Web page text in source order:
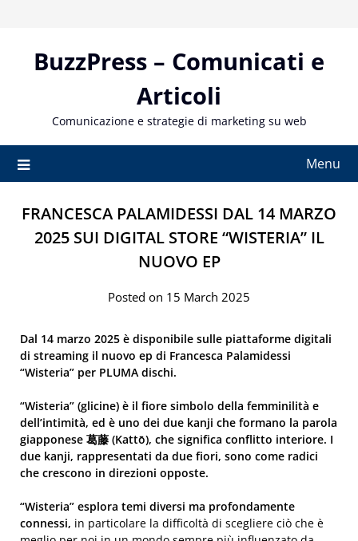
contentBuzzPress – Comunicati e
Articoli
Comunicazione e strategie di marketing su web
Menu
FRANCESCA PALAMIDESSI DAL 14 MARZO
2025 SUI DIGITAL STORE “WISTERIA” IL
NUOVO EP
Posted on 15 March 2025
Dal 14 marzo 2025 è disponibile sulle piattaforme digitali
di streaming il nuovo ep di Francesca Palamidessi
“Wisteria” per PLUMA dischi.
“Wisteria” (glicine) è il fiore simbolo della femminilità e
dell’intimità, ed è uno dei due kanji che formano la parola
giapponese 葛藤 (Kattō), che significa conflitto interiore. I
due kanji, rappresentati da due fiori, sono come radici
che crescono in direzioni opposte.
“Wisteria” esplora temi diversi ma profondamente
connessi, in particolare la difficoltà di scegliere ciò che è